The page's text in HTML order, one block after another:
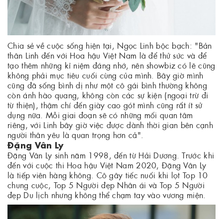
Chia sẻ về cuộc sống hiện tại, Ngọc Linh bộc bạch: "Bản
thân Linh đến với Hoa hậu Việt Nam là để thử sức và để
tạo thêm những kỉ niệm đáng nhớ, nên showbiz có lẽ cũng
không phải mục tiêu cuối cùng của mình. Bây giờ mình
cũng đã sống bình dị như một cô gái bình thường không
còn ánh hào quang, không còn các sự kiện (ngoại trừ đi
từ thiện), thậm chí đến giày cao gót mình cũng rất ít sử
dụng nữa. Mỗi giai đoạn sẽ có những mối quan tâm
riêng, với Linh bây giờ việc được dành thời gian bên cạnh
người thân yêu là quan trọng hơn cả".
Đặng Vân Ly
Đặng Vân Ly sinh năm 1998, đến từ Hải Dương. Trước khi
đến với cuộc thi Hoa hậu Việt Nam 2020, Đặng Vân Ly
là tiếp viên hàng không. Cô gây tiếc nuối khi lọt Top 10
chung cuộc, Top 5 Người đẹp Nhân ái và Top 5 Người
đẹp Du lịch nhưng không thể chạm tay vào vương miện.